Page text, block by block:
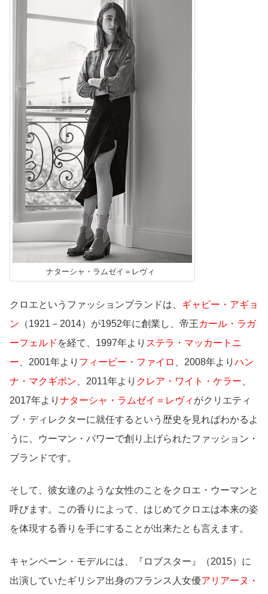
ナターシャ・ラムゼイ＝レヴィ
クロエというファッションブランドは、 ギャビー・アギョ
ン （1921－2014）が1952年に創業し、帝王カール・ラガ
ーフェルド を経て、1997年より ステラ・マッカートニ
ー 、2001年より フィービー・ファイロ 、2008年より ハン
ナ・マクギボン 、2011年より クレア・ワイト・ケラー
2017年より ナターシャ・ラムゼイ＝レヴィ がクリエティ
ブ・ディレクターに就任するという歴史を見ればわかるよ
うに、ウーマン・パワーで創り上げられたファッション・
ブランドです。
そして、彼女達のような女性のことをクロエ・ウーマンと
呼びます。この香りによって、はじめてクロエは本来の姿
を体現する香りを手にすることが出来たとも言えます。
キャンペーン・モデルには、『ロブスター』（2015）に
出演していたギリシア出身のフランス人女優アリアーヌ・